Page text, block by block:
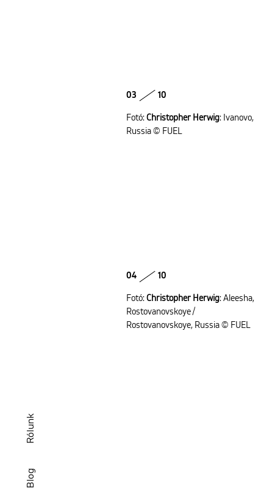
Blog
Rólunk
03 10
Fotó: Christopher Herwig: Ivanovo,
Russia © FUEL
04 10
Fotó: Christopher Herwig: Aleesha,
Rostovanovskoye /
Rostovanovskoye, Russia © FUEL